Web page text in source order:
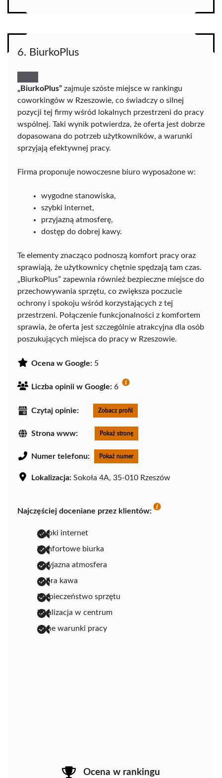
6. BiurkoPlus
„BiurkoPlus” zajmuje szóste miejsce w rankingu
coworkingów w Rzeszowie, co świadczy o silnej
pozycji tej firmy wśród lokalnych przestrzeni do pracy
wspólnej. Taki wynik potwierdza, że oferta jest dobrze
dopasowana do potrzeb użytkowników, a warunki
sprzyjają efektywnej pracy.
Firma proponuje nowoczesne biuro wyposażone w:
wygodne stanowiska,
szybki internet,
przyjazną atmosferę,
dostęp do dobrej kawy.
Te elementy znacząco podnoszą komfort pracy oraz
sprawiają, że użytkownicy chętnie spędzają tam czas.
„BiurkoPlus” zapewnia również bezpieczne miejsce do
przechowywania sprzętu, co zwiększa poczucie
ochrony i spokoju wśród korzystających z tej
przestrzeni. Połączenie funkcjonalności z komfortem
sprawia, że oferta jest szczególnie atrakcyjna dla osób
poszukujących miejsca do pracy w Rzeszowie.
Ocena w Google: 5
Liczba opinii w Google: 6
Czytaj opinie: Zobacz profil
Strona www: Pokaż stronę
Numer telefonu: Pokaż numer
Lokalizacja: Sokoła 4A, 35-010 Rzeszów
Najczęściej doceniane przez klientów:
szybki internet
komfortowe biurka
przyjazna atmosfera
dobra kawa
bezpieczeństwo sprzętu
lokalizacja w centrum
ciche warunki pracy
Ocena w rankingu